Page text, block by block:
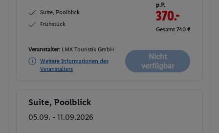
Suite, Poolblick
Frühstück
p.P.
370.-
Gesamt 740 €
Veranstalter: LMX Touristik GmbH
Weitere Informationen des
Veranstalters
Nicht
verfügbar
Buchen
Suite, Poolblick
05.09. - 11.09.2026